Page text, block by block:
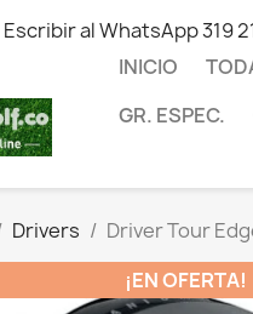
Escribir al WhatsApp 319
INICIO
GR. ESPEC.
Drivers
Driver Tour
¡EN OFERTA!